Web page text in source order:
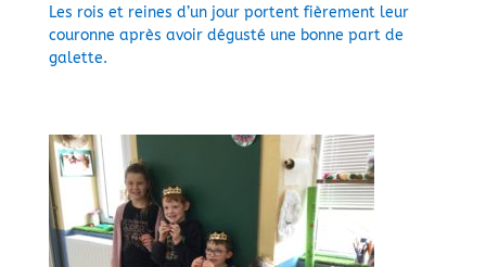
Les rois et reines d’un jour portent fièrement leur
couronne après avoir dégusté une bonne part de
galette.